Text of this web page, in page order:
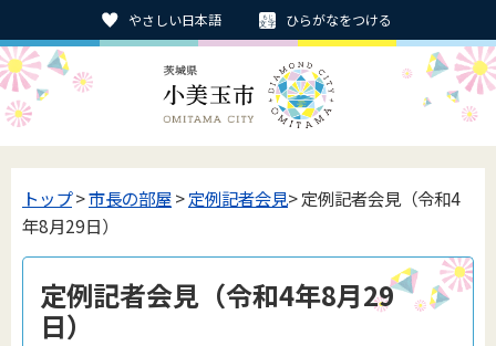
やさしい日本語 ひらがなをつける
トップ>市長の部屋>定例記者会見> 定例記者会見（令和4
年8月29日）
定例記者会見（令和4年8月29
日）